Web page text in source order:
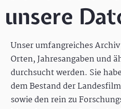
unsere
Unser umfangreiches
Orten, Jahresangaben und
durchsucht werden. Sie
dem Bestand der
sowie den rein zu